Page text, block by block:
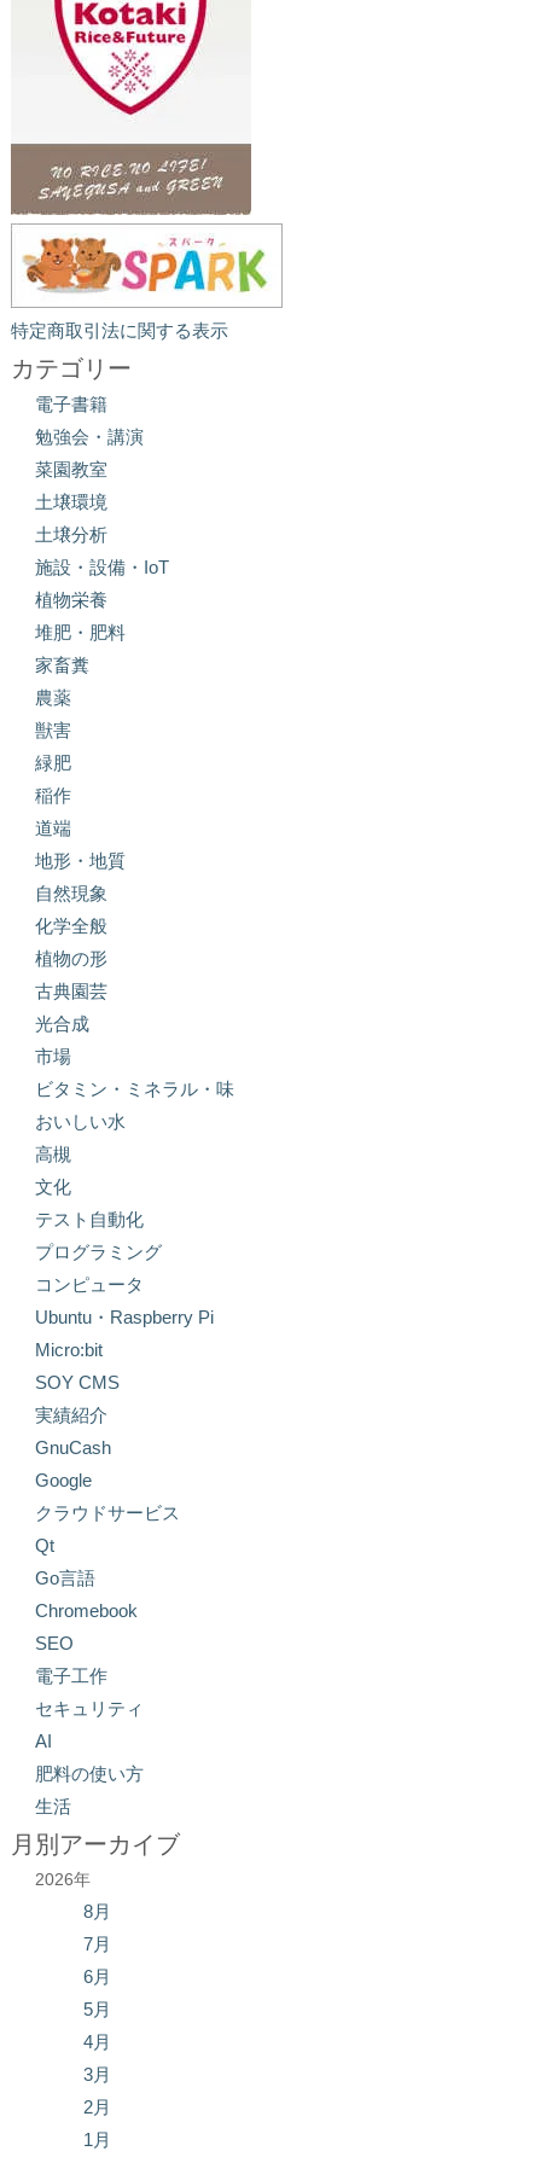
特定商取引法に関する表示
カテゴリー
電子書籍
勉強会・講演
菜園教室
土壌環境
土壌分析
施設・設備・IoT
植物栄養
堆肥・肥料
家畜糞
農薬
獣害
緑肥
稲作
道端
地形・地質
自然現象
化学全般
植物の形
古典園芸
光合成
市場
ビタミン・ミネラル・味
おいしい水
高槻
文化
テスト自動化
プログラミング
コンピュータ
Ubuntu・Raspberry Pi
Micro:bit
SOY CMS
実績紹介
GnuCash
Google
クラウドサービス
Qt
Go言語
Chromebook
SEO
電子工作
セキュリティ
AI
肥料の使い方
生活
月別アーカイブ
2026年
8月
7月
6月
5月
4月
3月
2月
1月